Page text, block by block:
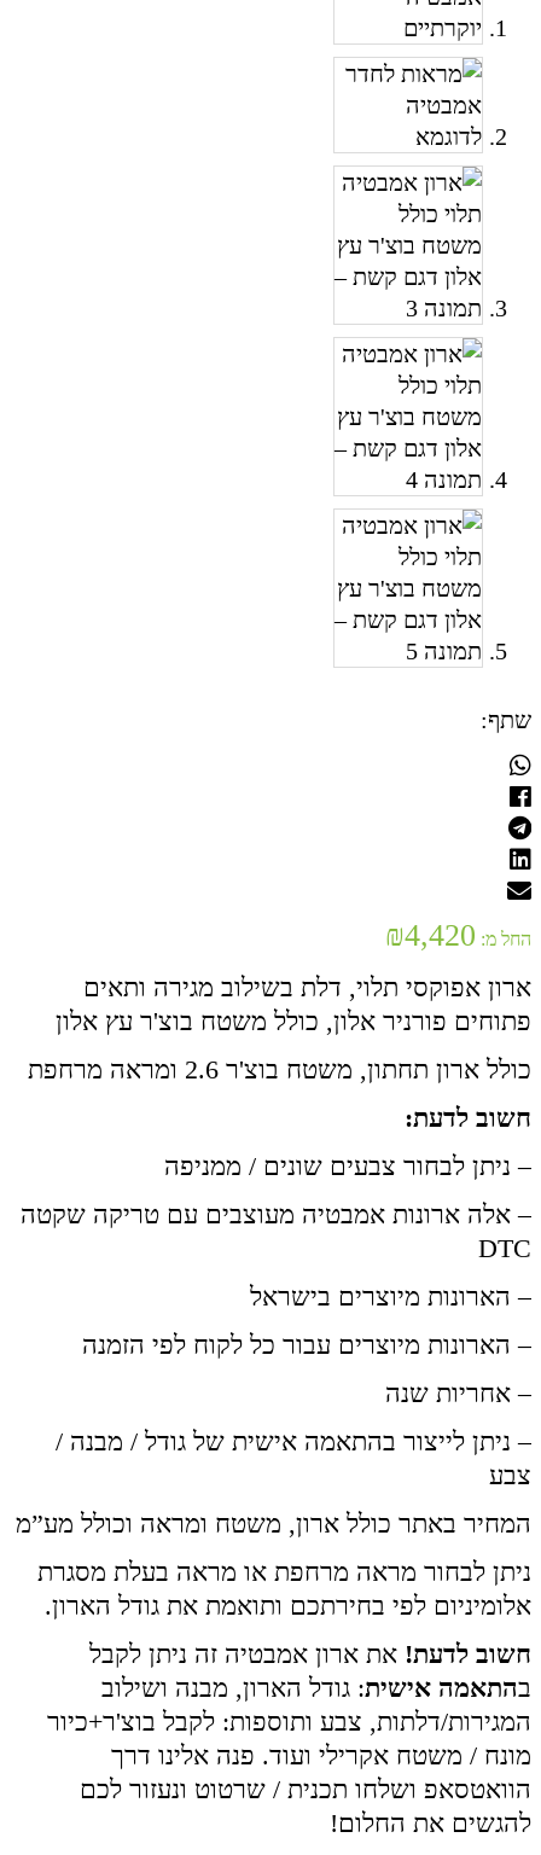
שתף:
החל מ: ₪4,420
ארון אפוקסי תלוי, דלת בשילוב מגירה ותאים
פתוחים פורניר אלון, כולל משטח בוצ'ר עץ אלון
כולל ארון תחתון, משטח בוצ'ר 2.6 ומראה מרחפת
חשוב לדעת:
– ניתן לבחור צבעים שונים / ממניפה
– אלה ארונות אמבטיה מעוצבים עם טריקה שקטה
DTC
– הארונות מיוצרים בישראל
– הארונות מיוצרים עבור כל לקוח לפי הזמנה
– אחריות שנה
– ניתן לייצור בהתאמה אישית של גודל / מבנה /
צבע
המחיר באתר כולל ארון, משטח ומראה וכולל מע”מ
ניתן לבחור מראה מרחפת או מראה בעלת מסגרת
אלומיניום לפי בחירתכם ותואמת את גודל הארון.
חשוב לדעת! את ארון אמבטיה זה ניתן לקבל
בהתאמה אישית: גודל הארון, מבנה ושילוב
המגירות/דלתות, צבע ותוספות: לקבל בוצ'ר+כיור
מונח / משטח אקרילי ועוד. פנה אלינו דרך
הוואטסאפ ושלחו תכנית / שרטוט ונעזור לכם
להגשים את החלום!